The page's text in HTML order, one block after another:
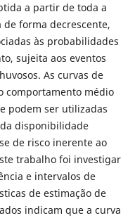
a partir de toda a
forma decrescente,
às probabilidades
sujeita aos eventos
As curvas de
comportamento médio
podem ser utilizadas
disponibilidade
de risco inerente ao
trabalho foi investigar
e intervalos de
de estimação de
indicam que a curva